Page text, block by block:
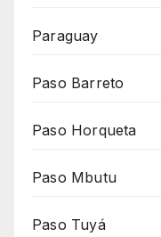
Paraguay
Paso Barreto
Paso Horqueta
Paso Mbutu
Paso Tuyá